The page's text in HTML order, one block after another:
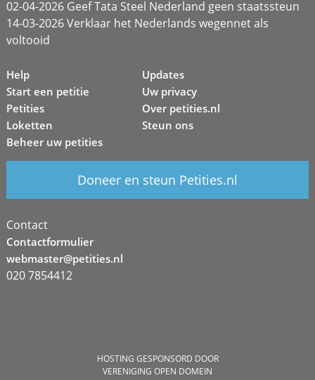
02-04-2026 Geef Tata Steel Nederland geen staatssteun
14-03-2026 Verklaar het Nederlands wegennet als
voltooid
Help
Start een petitie
Petities
Loketten
Beheer uw petities
Updates
Uw privacy
Over petities.nl
Steun ons
Doneer en steun Petities.nl
Contact
Contactformulier
webmaster@petities.nl
020 7854412
HOSTING GESPONSORD DOOR
VERENIGING OPEN DOMEIN